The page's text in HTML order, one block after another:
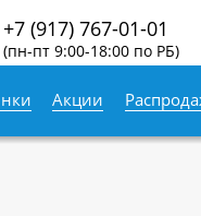
+7 (917) 767-01-01
(пн-пт 9:00-18:00 по РБ)
Акции